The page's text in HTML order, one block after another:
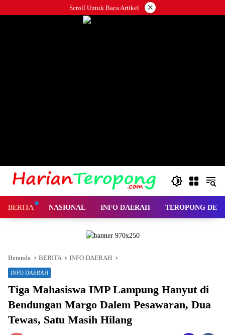
ke
Scroll Untuk Baca Artikel ×
BERITA NASIONAL INFO DAERAH TEROPONG
Beranda BERITA INFO DAERAH
INFO DAERAH
Tiga Mahasiswa IMP Lampung Hanyut di
Bendungan Margo Dalem Pesawaran, Dua
Tewas, Satu Masih Hilang